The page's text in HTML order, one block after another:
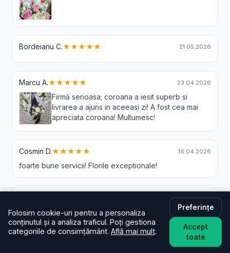
Bordeianu C.★★★★★ 21.05.2026
Marcu A.★★★★★ 23.04.2026
Firmă serioasa; coroana a iesit superb si
livrarea a ajuns in aceeasi zi! A fost cea mai
apreciata coroana! Multumesc!
Cosmin D.★★★★★ 16.04.2026
foarte bune servicii! Florile exceptionale!
27.03.2026
Buchetul primit a fost peste așteptări! Culori superbe,
flori proaspete și un aranjament deosebit. Se vede
profesionalismul și grija pentru client. Recomand cu
Folosim cookie-uri pentru a personaliza
conținutul și a analiza traficul. Poți gestiona
categoriile de consimțământ. Află mai mult.
Preferințe
Accept
toate